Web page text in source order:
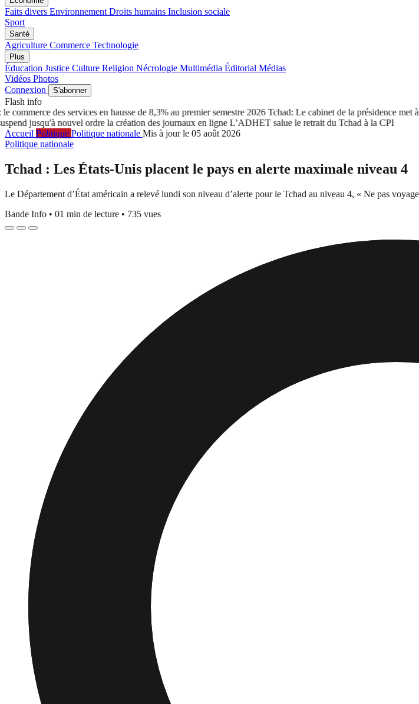
Faits divers Environnement Droits humains Inclusion sociale
Sport
Santé
Agriculture Commerce Technologie
Plus
Éducation Justice Culture Religion Nécrologie Multimédia Éditorial Médias
Vidéos Photos
Connexion
S'abonner
Flash info
des services en hausse de 8,3% au premier semestre 2026Tchad: Le cabinet de la présidence met à
jusqu'à nouvel ordre la création des journaux en ligneL’ADHET salue le retrait du Tchad à la CPI
Accueil Politique Politique nationale Mis à jour le 05 août 2026
Politique nationale
Tchad : Les États-Unis placent le pays en alerte maximale niveau 4
Le Département d’État américain a relevé lundi son niveau d’alerte pour le Tchad au niveau 4, « Ne pas
Bande Info • 01 min de lecture • 735 vues